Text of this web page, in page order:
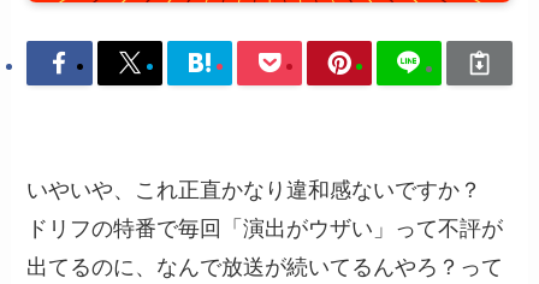
いやいや、これ正直かなり違和感ないですか？
ドリフの特番で毎回「演出がウザい」って不評が
出てるのに、なんで放送が続いてるんやろ？って